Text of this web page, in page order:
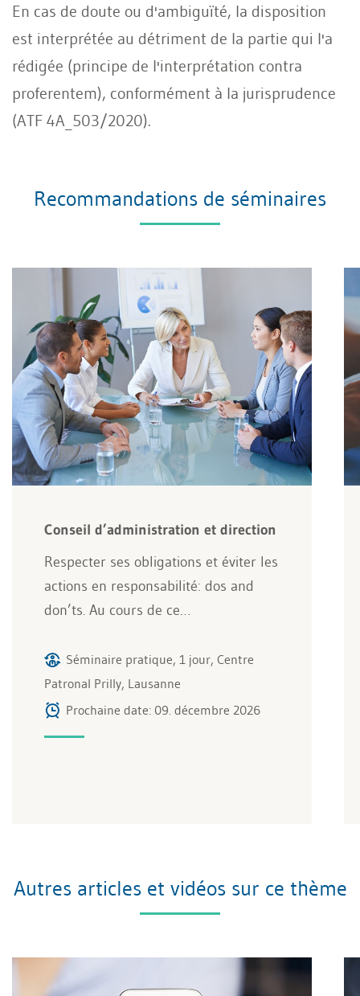
En cas de doute ou d'ambiguïté, la disposition
est interprétée au détriment de la partie qui l'a
rédigée (principe de l'interprétation contra
proferentem), conformément à la jurisprudence
(ATF 4A_503/2020).
Recommandations de séminaires
Conseil d’administration et direction
Respecter ses obligations et éviter les
actions en responsabilité: dos and
don’ts. Au cours de ce…
Séminaire pratique, 1 jour, Centre
Patronal Prilly, Lausanne
Prochaine date: 09. décembre 2026
Autres articles et vidéos sur ce thème